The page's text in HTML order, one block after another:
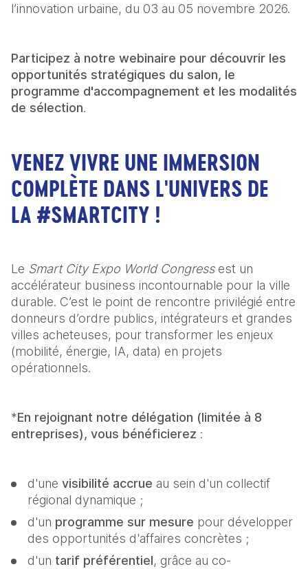
l’innovation urbaine, du 03 au 05 novembre 2026.
Participez à notre webinaire pour découvrir les
opportunités stratégiques du salon, le
programme d'accompagnement et les modalités
de sélection
VENEZ VIVRE UNE IMMERSION
COMPLÈTE DANS L'UNIVERS DE
LA #SMARTCITY !
Le Smart City Expo World Congress est un
accélérateur business incontournable pour la ville
durable. C’est le point de rencontre privilégié entre
donneurs d’ordre publics, intégrateurs et grandes
villes acheteuses, pour transformer les enjeux
(mobilité, énergie, IA, data) en projets
opérationnels.
*En rejoignant notre délégation (limitée à 8
entreprises), vous bénéficierez :
d'une visibilité accrue au sein d'un collectif
régional dynamique ;
d'un programme sur mesure pour développer
des opportunités d'affaires concrètes ;
d'un tarif préférentiel, grâce au co-